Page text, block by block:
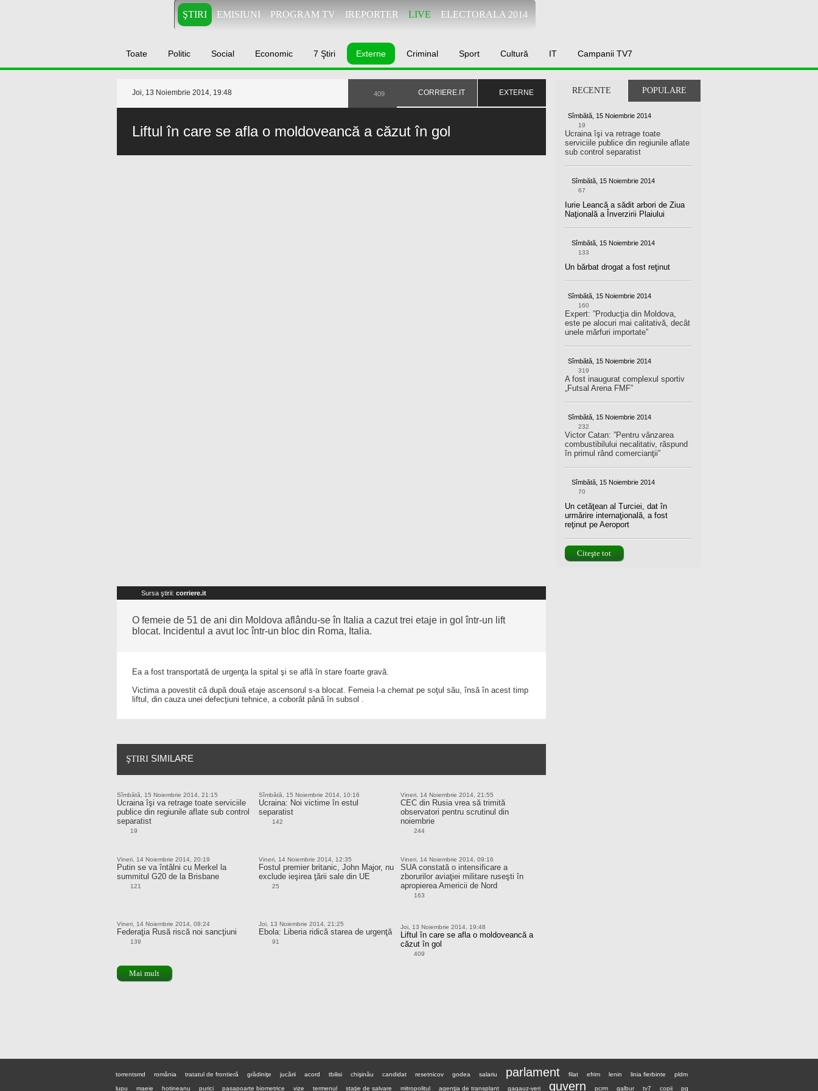
ŞTIRI EMISIUNI PROGRAM TV IREPORTER LIVE ELECTORALA 2014
Toate Politic Social Economic 7 Ştiri Externe Criminal Sport Cultură IT Campanii TV7
Joi, 13 Noiembrie 2014, 19:48 EXTERNE
CORRIERE.IT
409
Liftul în care se afla o moldoveancă a căzut în gol
Sursa ştirii: corriere.it
O femeie de 51 de ani din Moldova aflându-se în Italia a cazut trei etaje in gol într-un lift
blocat. Incidentul a avut loc într-un bloc din Roma, Italia.
Ea a fost transportată de urgenţa la spital şi se află în stare foarte gravă.
Victima a povestit că după două etaje ascensorul s-a blocat. Femeia l-a chemat pe soţul său, însă în acest timp
liftul, din cauza unei defecţiuni tehnice, a coborât până în subsol .
ŞTIRI SIMILARE
Sîmbătă, 15 Noiembrie 2014, 21:15
Ucraina îşi va retrage toate serviciile
publice din regiunile aflate sub control
separatist
19
Sîmbătă, 15 Noiembrie 2014, 10:16
Ucraina: Noi victime în estul
separatist
142
Vineri, 14 Noiembrie 2014, 21:55
CEC din Rusia vrea să trimită
observatori pentru scrutinul din
noiembrie
244
Vineri, 14 Noiembrie 2014, 20:19
Putin se va întâlni cu Merkel la
summitul G20 de la Brisbane
121
Vineri, 14 Noiembrie 2014, 12:35
Fostul premier britanic, John Major, nu
exclude ieşirea ţării sale din UE
25
Vineri, 14 Noiembrie 2014, 09:16
SUA constată o intensificare a
zborurilor aviaţiei militare ruseşti în
apropierea Americii de Nord
163
Vineri, 14 Noiembrie 2014, 08:24
Federaţia Rusă riscă noi sancţiuni
139
Joi, 13 Noiembrie 2014, 21:25
Ebola: Liberia ridică starea de urgenţă
91
Joi, 13 Noiembrie 2014, 19:48
Liftul în care se afla o moldoveancă a
căzut în gol
409
Mai mult
RECENTE POPULARE
Sîmbătă, 15 Noiembrie 2014
19
Ucraina îşi va retrage toate
serviciile publice din regiunile aflate
sub control separatist
Sîmbătă, 15 Noiembrie 2014
67
Iurie Leancă a sădit arbori de Ziua
Naţională a Înverzirii Plaiului
Sîmbătă, 15 Noiembrie 2014
133
Un bărbat drogat a fost reţinut
Sîmbătă, 15 Noiembrie 2014
160
Expert: ”Producţia din Moldova,
este pe alocuri mai calitativă, decât
unele mărfuri importate”
Sîmbătă, 15 Noiembrie 2014
319
A fost inaugurat complexul sportiv
„Futsal Arena FMF”
Sîmbătă, 15 Noiembrie 2014
232
Victor Catan: ”Pentru vânzarea
combustibilului necalitativ, răspund
în primul rând comercianţii”
Sîmbătă, 15 Noiembrie 2014
70
Un cetăţean al Turciei, dat în
urmărire internaţională, a fost
reţinut pe Aeroport
Citeşte tot
torrentsmd românia tratatul de frontieră grădiniţe jucării acord tbilisi chişinău candidat resetnicov godea salariu parlament filat efrim lenin linia fierbinte pldm
lupu maeie hotineanu purici pasapoarte biometrice vize termenul staţie de salvare mitropolitul agenţia de transplant gagauz-yeri guvern pcrm galbur tv7 copii pg